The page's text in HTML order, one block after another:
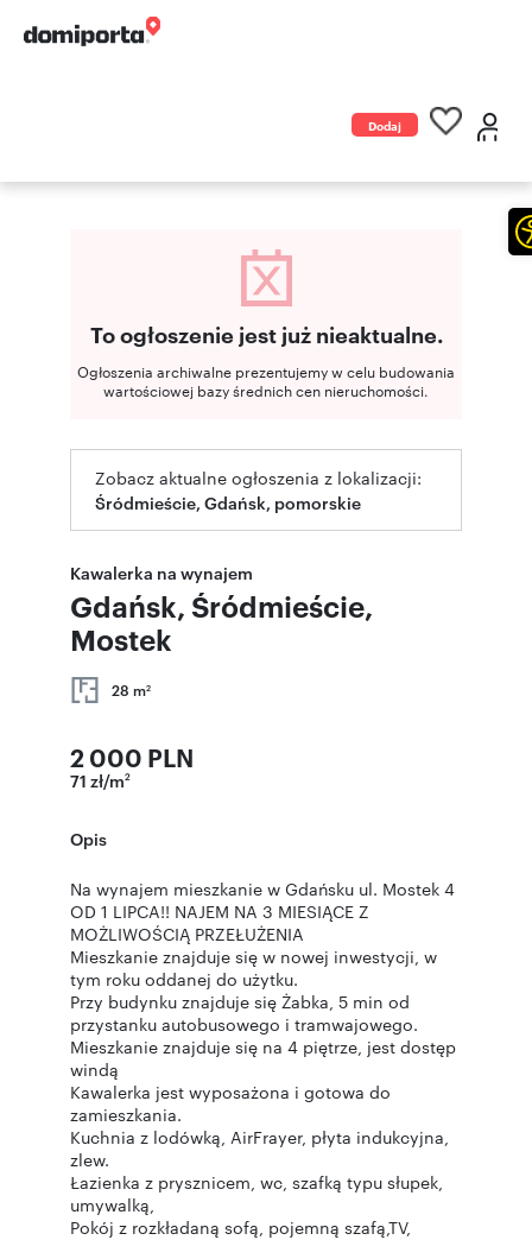
Dodaj
To ogłoszenie jest już nieaktualne.
Ogłoszenia archiwalne prezentujemy w celu budowania
wartościowej bazy średnich cen nieruchomości.
Zobacz aktualne ogłoszenia z lokalizacji:
Śródmieście, Gdańsk, pomorskie
Kawalerka na wynajem
Gdańsk, Śródmieście,
Mostek
28 m2
2 000 PLN
71 zł/m2
Opis
Na wynajem mieszkanie w Gdańsku ul. Mostek 4
OD 1 LIPCA!! NAJEM NA 3 MIESIĄCE Z
MOŻLIWOŚCIĄ PRZEŁUŻENIA
Mieszkanie znajduje się w nowej inwestycji, w
tym roku oddanej do użytku.
Przy budynku znajduje się Żabka, 5 min od
przystanku autobusowego i tramwajowego.
Mieszkanie znajduje się na 4 piętrze, jest dostęp
windą
Kawalerka jest wyposażona i gotowa do
zamieszkania.
Kuchnia z lodówką, AirFrayer, płyta indukcyjna,
zlew.
Łazienka z prysznicem, wc, szafką typu słupek,
umywalką,
Pokój z rozkładaną sofą, pojemną szafą,TV,